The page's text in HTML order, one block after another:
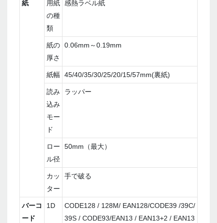
紙
用紙
の種
類
感熱ラベル紙
紙の
厚さ
0.06mm～0.19mm
紙幅 45/40/35/30/25/20/15/57mm(裏紙)
読み
込み
モー
ド
ラッパー
ロー
ル径
50mm（最大）
カッ
ター
手で破る
バーコ
ード
1D
CODE128 / 128M/ EAN128/CODE39 /39C/
39S / CODE93/EAN13 / EAN13+2 / EAN13